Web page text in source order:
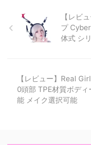
【レビ
プ
体式 シ
【レビュー】Real
0頭部 TPE材質ボデ
能 メイク選択可能